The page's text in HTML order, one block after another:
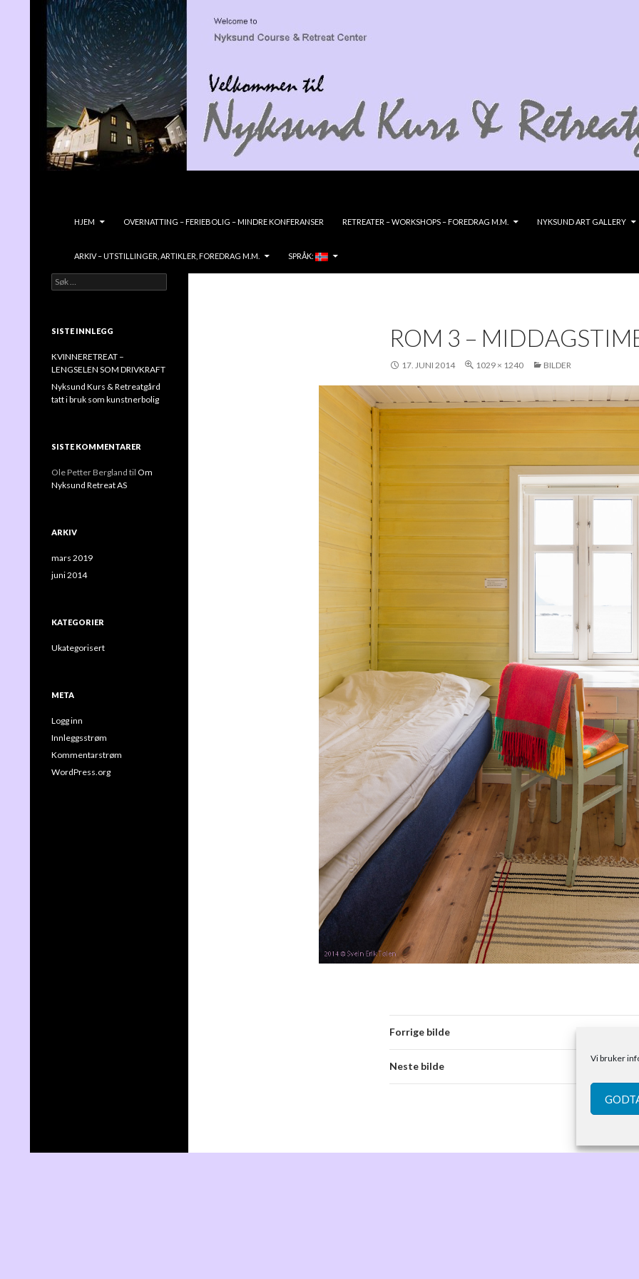
Vi bruker
HJEM
OVERNATTING – FERIEBOLIG – MINDRE KONFERANSER RETREATER – WORKSHOPS – FOREDRAG M.M. NYKSUND ART GALLERY
ARKIV – UTSTILLINGER, ARTIKLER, FOREDRAG M.M. SPRÅK:
ROM 3 –
17. JUNI 2014 1029 × 1240 BILDER
Forrige bilde
Neste bilde
Velkommen til NYKSUND KURS &
RETREATGÅRD- en vidunderlig liten
Søk
etter:
SISTE INNLEGG
KVINNERETREAT –
LENGSELEN SOM DRIVKRAFT
Nyksund Kurs & Retreatgård
tatt i bruk som kunstnerbolig
SISTE KOMMENTARER
Ole Petter Bergland til Om
Nyksund Retreat AS
ARKIV
mars 2019
juni 2014
KATEGORIER
Ukategorisert
META
Logg inn
Innleggsstrøm
Kommentarstrøm
WordPress.org